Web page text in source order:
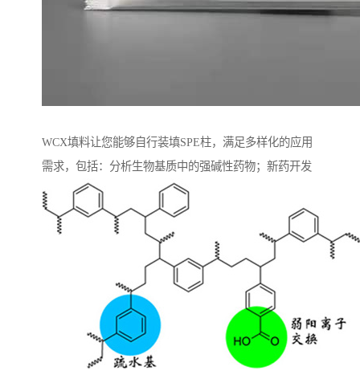
WCX填料让您能够自行装填SPE柱，满足多样化的应用
需求，包括：分析生物基质中的强碱性药物；新药开发